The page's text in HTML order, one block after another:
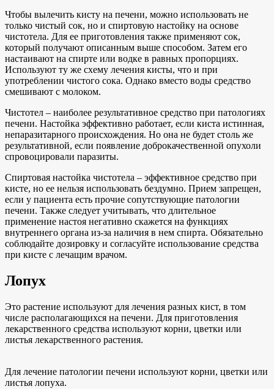
Чтобы вылечить кисту на печени, можно использовать не
только чистый сок, но и спиртовую настойку на основе
чистотела. Для ее приготовления также применяют сок,
который получают описанным выше способом. Затем его
настаивают на спирте или водке в равных пропорциях.
Используют ту же схему лечения кисты, что и при
употреблении чистого сока. Однако вместо воды средство
смешивают с молоком.
Чистотел – наиболее результативное средство при патологиях
печени. Настойка эффективно работает, если киста истинная,
непаразитарного происхождения. Но она не будет столь же
результативной, если появление доброкачественной опухоли
спровоцировали паразиты.
Спиртовая настойка чистотела – эффективное средство при
кисте, но ее нельзя использовать бездумно. Прием запрещен,
если у пациента есть прочие сопутствующие патологии
печени. Также следует учитывать, что длительное
применение настоя негативно скажется на функциях
внутреннего органа из-за наличия в нем спирта. Обязательно
соблюдайте дозировку и согласуйте использование средства
при кисте с лечащим врачом.
Лопух
Это растение используют для лечения разных кист, в том
числе располагающихся на печени. Для приготовления
лекарственного средства используют корни, цветки или
листья лекарственного растения.
Для лечение патологии печени используют корни, цветки или
листья лопуха.